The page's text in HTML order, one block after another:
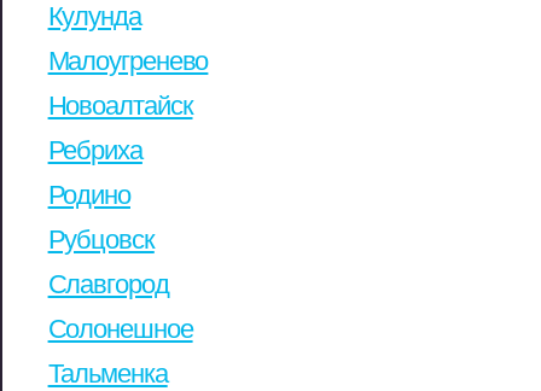
Кулунда
Малоугренево
Новоалтайск
Ребриха
Родино
Рубцовск
Славгород
Солонешное
Тальменка